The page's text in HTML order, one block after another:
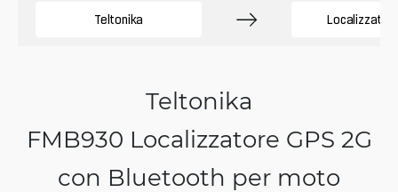
Teltonika Localizzatori
Teltonika
FMB930 Localizzatore GPS 2G
con Bluetooth per moto